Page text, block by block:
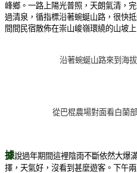
峰鄉。一路上陽光普照，天朗氣清，
過清泉，循指標沿著蜿蜒山路，很快
間間民宿散佈在崇山峻嶺環繞的山坡
沿著蜿蜒山路來到海
從巴棍農場對面看白蘭
據說過年期間這裡陰雨不斷依然大爆
擇，天氣好，沒看到甚麼遊客。下午